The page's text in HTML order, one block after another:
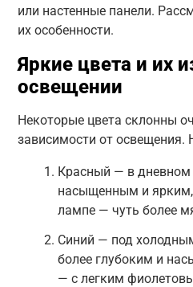
или настенные панели.
их особенности.
Яркие цвета и их
освещении
Некоторые цвета склонны
зависимости от освещения.
Красный — в дневном
насыщенным и ярким,
лампе — чуть более
Синий — под
более глубоким и
— с легким